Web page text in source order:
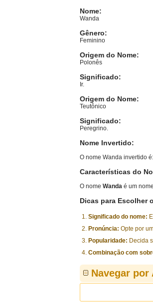
Nome:
Wanda
Gênero:
Feminino
Origem do Nome:
Polonês
Significado:
Ir.
Origem do Nome:
Teutônico
Significado:
Peregrino.
Nome Invertido:
O nome Wanda invertido é:
Características do
O nome Wanda é um
Dicas para Escolher
Significado do nome:
Pronúncia: Opte por
Popularidade: Decida
Combinação com
Navegar por